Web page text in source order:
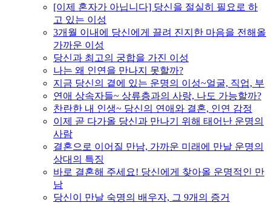
[이제 혼자가 아닙니다] 당신을 절실히 필요로 하
고 있는 이성
3개월 이내에 당신에게 끌려 진지한 마음을 전해올
가까운 이성
당신과 최고의 궁합을 가진 이성
나는 왜 인연을 만나지 못할까?
지금 당신의 곁에 있는 운명의 이성~얼굴, 직업, 부
연애 상속자들~ 상류층과의 사랑, 나도 가능할까?
찬란한 내 인생~ 당신의 연애와 결혼, 인연 감정
이제 곧 다가올 당신과 만나기 위해 태어난 운명의
사람
결혼으로 이어질 만남, 가까운 미래에 만날 운명의
상대의 특징
바로 결혼해 주세요! 당신에게 찾아올 운명적인 만
남
당신이 만날 숙명의 배우자, 그 9개의 증거